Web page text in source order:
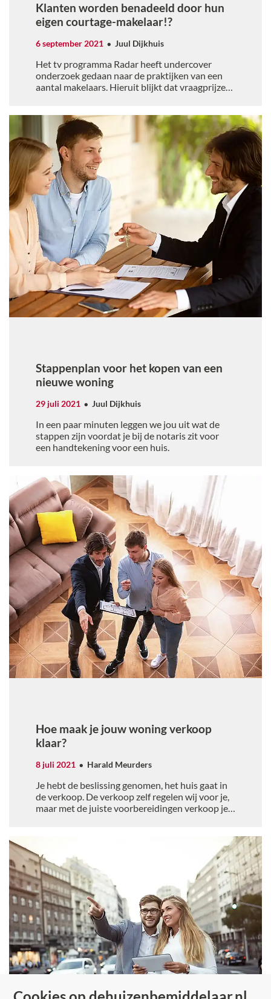
Klanten worden benadeeld door hun
eigen courtage-makelaar!?
6 september 2021 Juul Dijkhuis
Het tv programma Radar heeft undercover
onderzoek gedaan naar de praktijken van een
aantal makelaars. Hieruit blijkt dat vraagprijzen
Stappenplan voor het kopen van een
nieuwe woning
29 juli 2021 Juul Dijkhuis
In een paar minuten leggen we jou uit wat de
stappen zijn voordat je bij de notaris zit voor
een handtekening voor een huis.
Hoe maak je jouw woning verkoop
klaar?
8 juli 2021 Harald Meurders
Je hebt de beslissing genomen, het huis gaat in
de verkoop. De verkoop zelf regelen wij voor je,
maar met de juiste voorbereidingen verkoop je